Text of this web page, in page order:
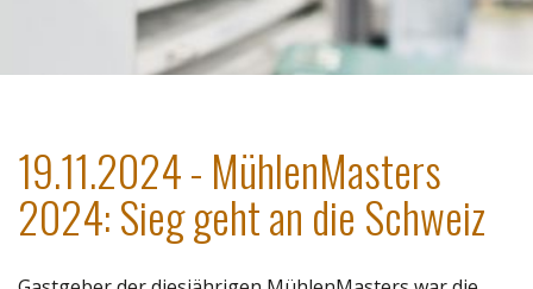
19.11.2024 - MühlenMasters
2024: Sieg geht an die Schweiz